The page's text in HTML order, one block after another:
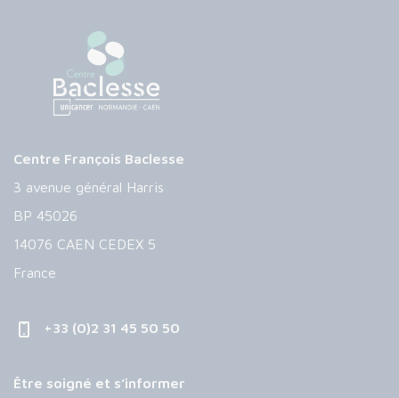
Centre François Baclesse
3 avenue général Harris
BP 45026
14076 CAEN CEDEX 5
France
+33 (0)2 31 45 50 50
Être soigné et s’informer